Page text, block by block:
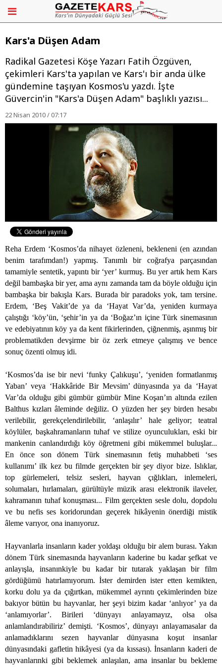
Kars'a Düşen Adam
Radikal Gazetesi Köşe Yazarı Fatih Özgüven,
çekimleri Kars'ta yapılan ve Kars'ı bir anda ülke
gündemine taşıyan Kosmos'u yazdı. İşte
Güvercin'in "Kars'a Düşen Adam" başlıklı yazısı...
22 Nisan 2010 / 07:17
Reha Erdem ‘Kosmos’da nihayet özleneni, bekleneni (en azından
benim tarafımdan!) yapmış. Tanımlı bir coğrafya parçasından
tamamiyle sentetik, yapıntı bir ‘yer’ kurmuş. Bu yer artık hem Kars
değil bambaşka bir yer, ama aynı zamanda tam da böyle olduğu için
bambaşka bir bakışla Kars. Burada bir paradoks yok, tam tersine.
Erdem, ‘Beş Vakit’de ya da ‘Hayat Var’da, yeniden kurmaya
çalıştığı ‘köy’ün, ‘şehir’in ya da ‘Boğaz’ın içine Türk sinemasının
ve edebiyatının köy ya da kent fikirlerinden, çiğnenmiş, aşınmış bir
problematikden devşirme bir öz zerk etmeye çalışmış ve bence
sonuç özenti olmuş idi.
‘Kosmos’da ise bir nevi ‘funky Çalıkuşu’, ‘yeniden formatlanmış
Yaban’ veya ‘Hakkâride Bir Mevsim’ dünyasında ya da ‘Hayat
Var’da olduğu gibi gümbür gümbür Mine Koşan’ın altında ezilen
Balthus kızları âleminde değiliz. O yüzden her şey birden hesabı
verilebilir, gerekçelendirilebilir, ‘anlaşılır’ hale geliyor; teatral
köylüler, başkahramanların tuhaf ve stilize oyunculukları, eski bir
mankenin canlandırdığı köy öğretmeni gibi mükemmel buluşlar...
En önce son dönem Türk sinemasının fetiş muhabbeti ‘ses
kullanımı’ ilk kez bu filmde gerçekten bir şey diyor bize. Islıklar,
top gürlemeleri, telsiz sesleri, hayvan çığlıkları, inlemeleri,
solumaları, hırlamaları, gürültüyle müzik arası elektronik ilaveler,
kahramanın tuhaf konuşması... Film gerçekten sesle dolu, dopdolu
ve bu nefis ses koridorundan geçerek hikâyenin önerdiği mistik
âleme varıyor, ona inanıyoruz.
Hayvanlarla insanların kader yoldaşı olduğu bir alem burası. Yakın
dönem Türk sinemasında hayvanların kaderine bu kadar şefkat ve
anlayışla, insanınkiyle bu kadar bir tutarak yaklaşan bir film
gördüğümü hatırlamıyorum. İster demirden ister etten kemikten,
korku dolu ya da çığırtkan, mükemmel ayrıntı çekimlerinden bize
bakıyor bütün bu hayvanlar, her şeyi bizim kadar ‘anlıyor’ ya da
‘anlamıyorlar’. Birileri ‘dünyayı anlayamayız, olsa olsa
anlamlandırabiliriz’ demişti. ‘Kosmos’, dünyayı anlayamasalar da
anlamadıklarını sezen hayvanlar dünyasına koşut insanlar
dünyasındaki gafletin hikâyesi (ya da kıssası). İnsanların kaderi de
hayvanlarınki gibi beklemek anlaşılan, ama insanlar bu bekleme